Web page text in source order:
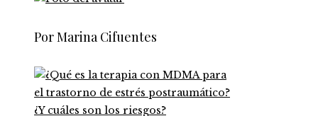
Por Marina Cifuentes